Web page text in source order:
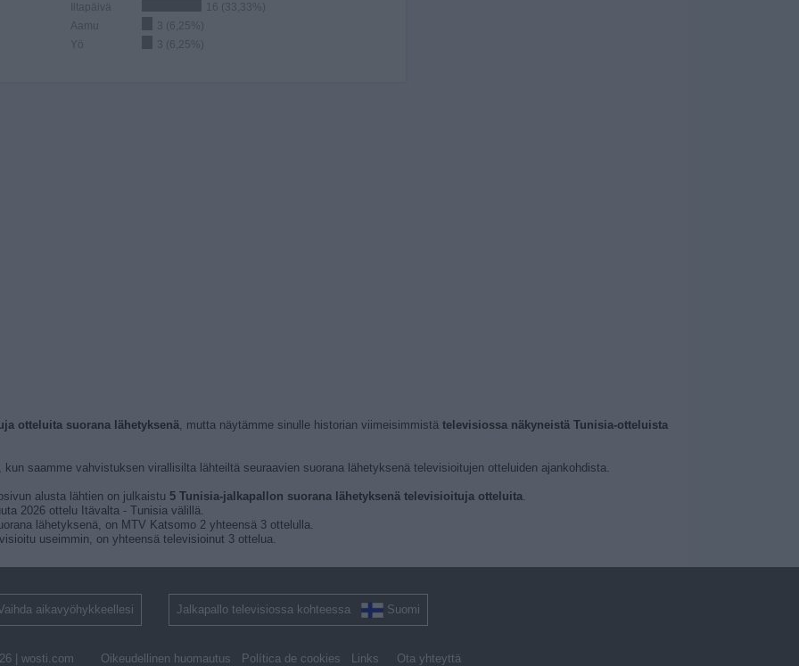
Iltapäivä
16 (33,33%)
Aamu
3 (6,25%)
Yö
3 (6,25%)
otteluita suorana lähetyksenä, mutta näytämme sinulle historian viimeisimmistä televisiossa näkyneistä Tunisia-otteluista
, kun saamme vahvistuksen virallisilta lähteiltä seuraavien suorana lähetyksenä televisioitujen otteluiden ajankohdista.
alusta lähtien on julkaistu 5 Tunisia-jalkapallon suorana lähetyksenä televisioituja otteluita.
2026 ottelu Itävalta - Tunisia välillä.
lähetyksenä, on MTV Katsomo 2 yhteensä 3 ottelulla.
useimmin, on yhteensä televisioinut 3 ottelua.
aikavyöhykkeellesi Jalkapallo televisiossa kohteessa Suomi
| wosti.com Oikeudellinen huomautus Política de cookies Links Ota yhteyttä